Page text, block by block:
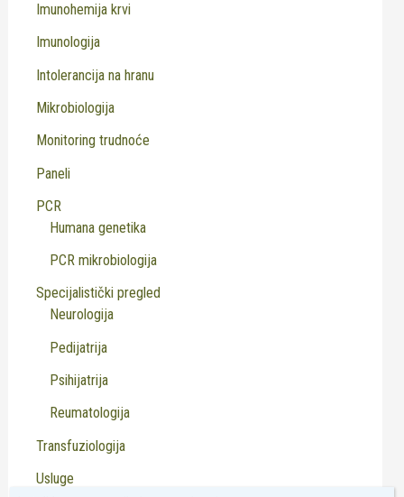
Imunohemija krvi
Imunologija
Intolerancija na hranu
Mikrobiologija
Monitoring trudnoće
Paneli
PCR
Humana genetika
PCR mikrobiologija
Specijalistički pregled
Neurologija
Pedijatrija
Psihijatrija
Reumatologija
Transfuziologija
Usluge